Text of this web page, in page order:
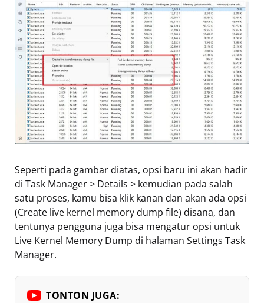
Seperti pada gambar diatas, opsi baru ini akan hadir
di Task Manager > Details > kemudian pada salah
satu proses, kamu bisa klik kanan dan akan ada opsi
(Create live kernel memory dump file) disana, dan
tentunya pengguna juga bisa mengatur opsi untuk
Live Kernel Memory Dump di halaman Settings Task
Manager.
TONTON JUGA: